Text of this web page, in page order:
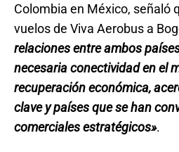
Colombia en México, señaló
vuelos de Viva Aerobus a
relaciones entre ambos
necesaria conectividad en el
recuperación económica,
clave y países que se han
comerciales estratégicos».